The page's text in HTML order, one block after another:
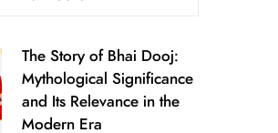
The Story of Bhai Dooj:
Mythological Significance
and Its Relevance in the
Modern Era